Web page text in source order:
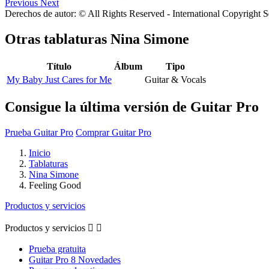
Previous Next
Derechos de autor: © All Rights Reserved - International Copyright
Otras tablaturas Nina Simone
Título Álbum
Tipo
My Baby Just Cares for Me
Guitar & Vocals
Consigue la última versión de Guitar Pro
Prueba Guitar Pro Comprar Guitar Pro
Inicio
Tablaturas
Nina Simone
Feeling Good
Productos y servicios
Productos y servicios  
Prueba gratuita
Guitar Pro 8 Novedades